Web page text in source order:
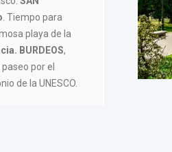
. Tiempo para
playa de la
BURDEOS,
por el
de la UNESCO.